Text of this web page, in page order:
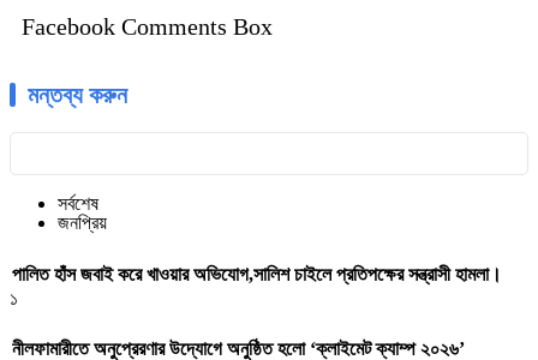
Facebook Comments Box
মন্তব্য করুন
সর্বশেষ
জনপ্রিয়
পালিত হাঁস জবাই করে খাওয়ার অভিযোগ,সালিশ চাইলে প্রতিপক্ষের সন্ত্রাসী হামলা।
১
নীলফামারীতে অনুপ্রেরণার উদ্যোগে অনুষ্ঠিত হলো ‘ক্লাইমেট ক্যাম্প ২০২৬’